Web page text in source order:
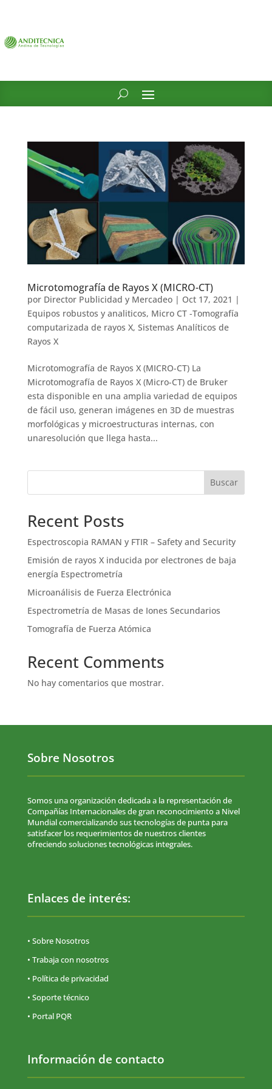
Microtomografía de Rayos X (MICRO-CT)
por Director Publicidad y Mercadeo| Oct 17, 2021 |
Equipos robustos y analiticos, Micro CT -Tomografía
computarizada de rayos X, Sistemas Analíticos de
Rayos X
Microtomografía de Rayos X (MICRO-CT) La
Microtomografía de Rayos X (Micro-CT) de Bruker
esta disponible en una amplia variedad de equipos
de fácil uso, generan imágenes en 3D de muestras
morfológicas y microestructuras internas, con
unaresolución que llega hasta...
Buscar
Recent Posts
Espectroscopia RAMAN y FTIR – Safety and Security
Emisión de rayos X inducida por electrones de baja
energía Espectrometría
Microanálisis de Fuerza Electrónica
Espectrometría de Masas de Iones Secundarios
Tomografía de Fuerza Atómica
Recent Comments
No hay comentarios que mostrar.
Sobre Nosotros
Somos una organización dedicada a la representación de
Compañías Internacionales de gran reconocimiento a Nivel
Mundial comercializando sus tecnologías de punta para
satisfacer los requerimientos de nuestros clientes
ofreciendo soluciones tecnológicas integrales.
Enlaces de interés:
• Sobre Nosotros
• Trabaja con nosotros
• Política de privacidad
• Soporte técnico
• Portal PQR
Información de contacto